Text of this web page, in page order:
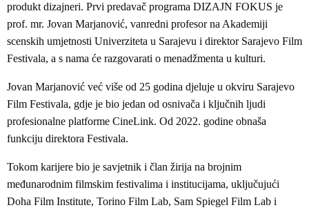
produkt dizajneri. Prvi predavač programa DIZAJN FOKUS je
prof. mr. Jovan Marjanović, vanredni profesor na Akademiji
scenskih umjetnosti Univerziteta u Sarajevu i direktor Sarajevo Film
Festivala, a s nama će razgovarati o menadžmenta u kulturi.
Jovan Marjanović već više od 25 godina djeluje u okviru Sarajevo
Film Festivala, gdje je bio jedan od osnivača i ključnih ljudi
profesionalne platforme CineLink. Od 2022. godine obnaša
funkciju direktora Festivala.
Tokom karijere bio je savjetnik i član žirija na brojnim
međunarodnim filmskim festivalima i institucijama, uključujući
Doha Film Institute, Torino Film Lab, Sam Spiegel Film Lab i